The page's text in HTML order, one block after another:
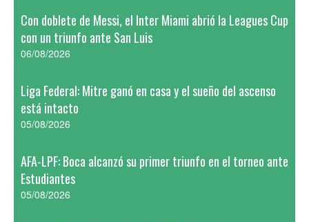
Con doblete de Messi, el Inter Miami abrió la Leagues Cup
con un triunfo ante San Luis
06/08/2026
Liga Federal: Mitre ganó en casa y el sueño del ascenso
está intacto
05/08/2026
AFA-LPF: Boca alcanzó su primer triunfo en el torneo ante
Estudiantes
05/08/2026